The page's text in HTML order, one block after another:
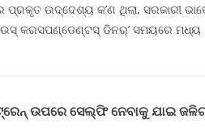
ଉଦ୍ଦେଶ୍ୟ କ’ଣ ଥିଲା, ସରକାରୀ
କରସପଣ୍ଡେଣ୍ଟସ୍ ଡିନର୍’ ସମୟରେ ମଧ୍ୟ
ଉପରେ ସେଲ୍ଫି ନେବାକୁ ଯାଇ